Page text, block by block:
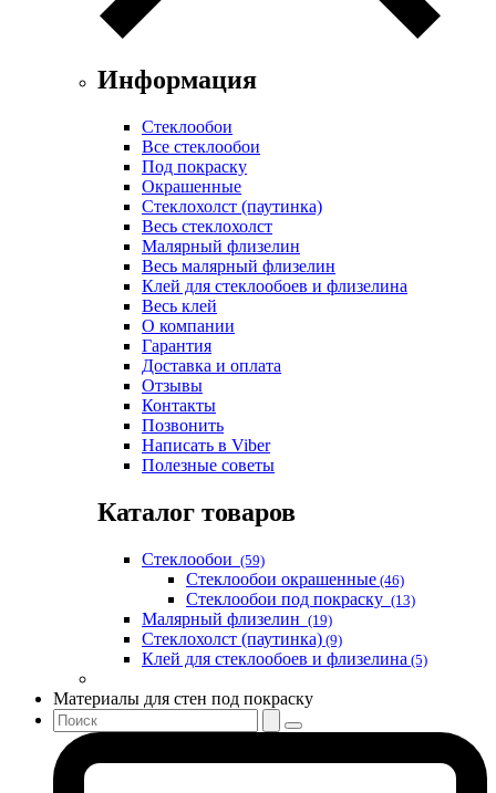
Информация
Стеклообои
Все стеклообои
Под покраску
Окрашенные
Стеклохолст (паутинка)
Весь стеклохолст
Малярный флизелин
Весь малярный флизелин
Клей для стеклообоев и флизелина
Весь клей
О компании
Гарантия
Доставка и оплата
Отзывы
Контакты
Позвонить
Написать в Viber
Полезные советы
Каталог товаров
Стеклообои (59)
Стеклообои окрашенные (46)
Стеклообои под покраску (13)
Малярный флизелин (19)
Стеклохолст (паутинка) (9)
Клей для стеклообоев и флизелина (5)
Материалы для стен под покраску